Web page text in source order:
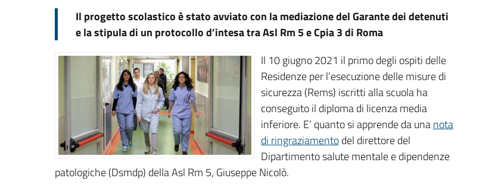
Il progetto scolastico è stato avviato con la mediazione del Garante dei detenuti
e la stipula di un protocollo d’intesa tra Asl Rm 5 e Cpia 3 di Roma
Il 10 giugno 2021 il primo degli ospiti delle
Residenze per l’esecuzione delle misure di
sicurezza (Rems) iscritti alla scuola ha
conseguito il diploma di licenza media
inferiore. E’ quanto si apprende da unanota
di ringraziamentodel direttore del
Dipartimento salute mentale e dipendenze
patologiche (Dsmdp) della Asl Rm 5, Giuseppe Nicolò.